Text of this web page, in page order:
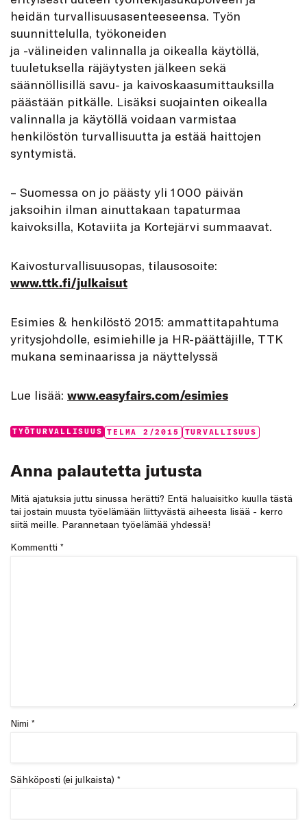
heidän turvallisuusasenteeseensa. Työn
suunnittelulla, työkoneiden
ja -välineiden valinnalla ja oikealla käytöllä,
tuuletuksella räjäytysten jälkeen sekä
säännöllisillä savu- ja kaivoskaasumittauksilla
päästään pitkälle. Lisäksi suojainten oikealla
valinnalla ja käytöllä voidaan varmistaa
henkilöstön turvallisuutta ja estää haittojen
syntymistä.
– Suomessa on jo päästy yli 1 000 päivän
jaksoihin ilman ainuttakaan tapaturmaa
kaivoksilla, Kotaviita ja Kortejärvi summaavat.
Kaivosturvallisuusopas, tilausosoite:
www.ttk.fi/julkaisut
Esimies & henkilöstö 2015: ammattitapahtuma
yritysjohdolle, esimiehille ja HR-päättäjille, TTK
mukana seminaarissa ja näyttelyssä
Lue lisää: www.easyfairs.com/esimies
Categories:
TYÖTURVALLISUUS Tags:
TELMA 2/2015 TURVALLISUUS
Anna palautetta jutusta
Mitä ajatuksia juttu sinussa herätti? Entä haluaisitko kuulla tästä
tai jostain muusta työelämään liittyvästä aiheesta lisää - kerro
siitä meille. Parannetaan työelämää yhdessä!
Kommentti *
Nimi *
Sähköposti (ei julkaista) *